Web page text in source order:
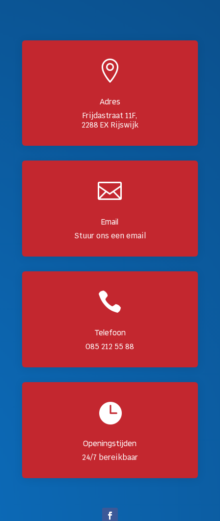

Adres
Frijdastraat 11F,
2288 EX Rijswijk

Email
Stuur ons een email

Telefoon
085 212 55 88

Openingstijden
24/7 bereikbaar